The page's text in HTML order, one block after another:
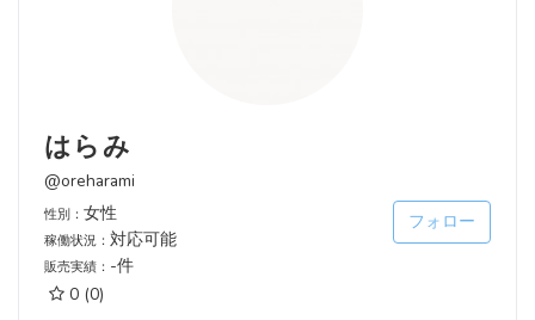
はらみ
@oreharami
性別： 女性
稼働状況： 対応可能
販売実績： -件
0 (0)
フォロー